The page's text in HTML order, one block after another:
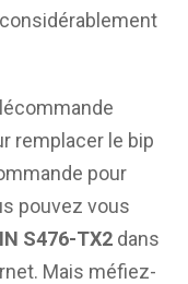
remplacer le bip
pour
pouvez vous
S476-TX2 dans
Mais méfiez-